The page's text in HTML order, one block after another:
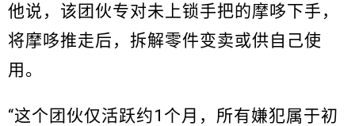
他说，该团伙专对未上锁手把的摩哆下手，
将摩哆推走后，拆解零件变卖或供自己使
用。
“这个团伙仅活跃约1个月，所有嫌犯属于初